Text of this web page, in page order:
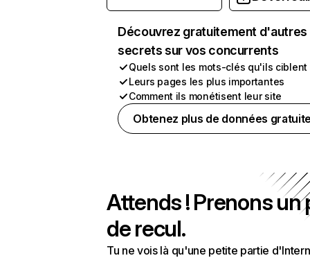
Découvrez gratuitement d'autres
secrets sur vos concurrents
Quels sont les mots-clés qu'ils ciblent
Leurs pages les plus importantes
Comment ils monétisent leur site
Obtenez plus de données
Attends ! Prenons un
de recul.
Tu ne vois là qu'une petite partie